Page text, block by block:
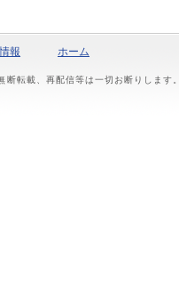
報 ホーム
転載、再配信等は一切お断りします。